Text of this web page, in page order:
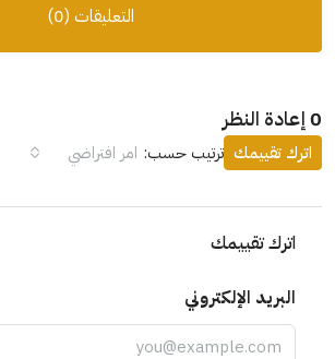
التعليقات (0)
0 إعادة النظر
ترتيب حسب: امر افتراضي اترك تقييمك
اترك تقييمك
البريد الإلكتروني